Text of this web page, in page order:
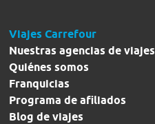
Viajes Carrefour
Nuestras agencias de viajes
Quiénes somos
Franquicias
Programa de afiliados
Blog de viajes